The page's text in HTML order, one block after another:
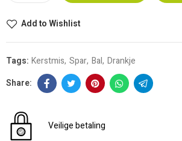
Add to Wishlist
Tags: Kerstmis Spar Bal Drankje
Veilige betaling